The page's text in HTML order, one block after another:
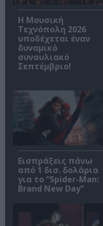
Η Μουσική
Τεχνόπολη 2026
υποδέχεται έναν
δυναμικό
συναυλιακό
Σεπτέμβριο!
Εισπράξεις πάνω
από 1 δισ. δολάρια
για το “Spider-Man:
Brand New Day”